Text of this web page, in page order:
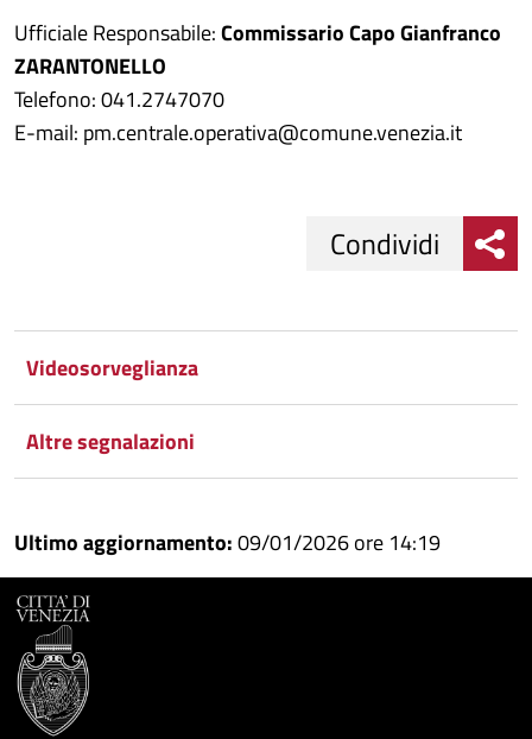
Ufficiale Responsabile:Commissario Capo Gianfranco
ZARANTONELLO
Telefono: 041.2747070
E-mail: pm.centrale.operativa@comune.venezia.it
Facebook
su
Twitter
Condividi
su
Google
Plus
Condividi
su
Whatsapp
Condividi
Videosorveglianza
Altre segnalazioni
Ultimo aggiornamento:09/01/2026 ore 14:19